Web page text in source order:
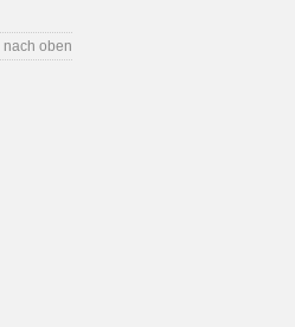
nach oben